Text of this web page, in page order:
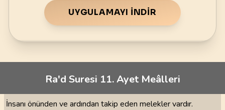
UYGULAMAYI İNDIR
Ra'd Suresi 11. Ayet Meâlleri
İnsanı önünden ve ardından takip eden melekler vardır.